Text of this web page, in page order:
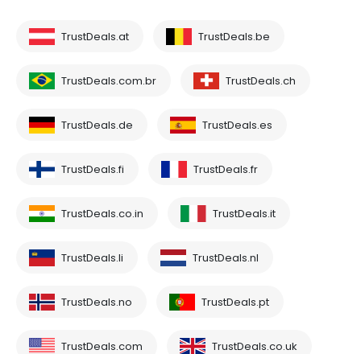
TrustDeals.at TrustDeals.be
TrustDeals.com.br TrustDeals.ch
TrustDeals.de TrustDeals.es
TrustDeals.fi TrustDeals.fr
TrustDeals.co.in TrustDeals.it
TrustDeals.li TrustDeals.nl
TrustDeals.no TrustDeals.pt
TrustDeals.com TrustDeals.co.uk